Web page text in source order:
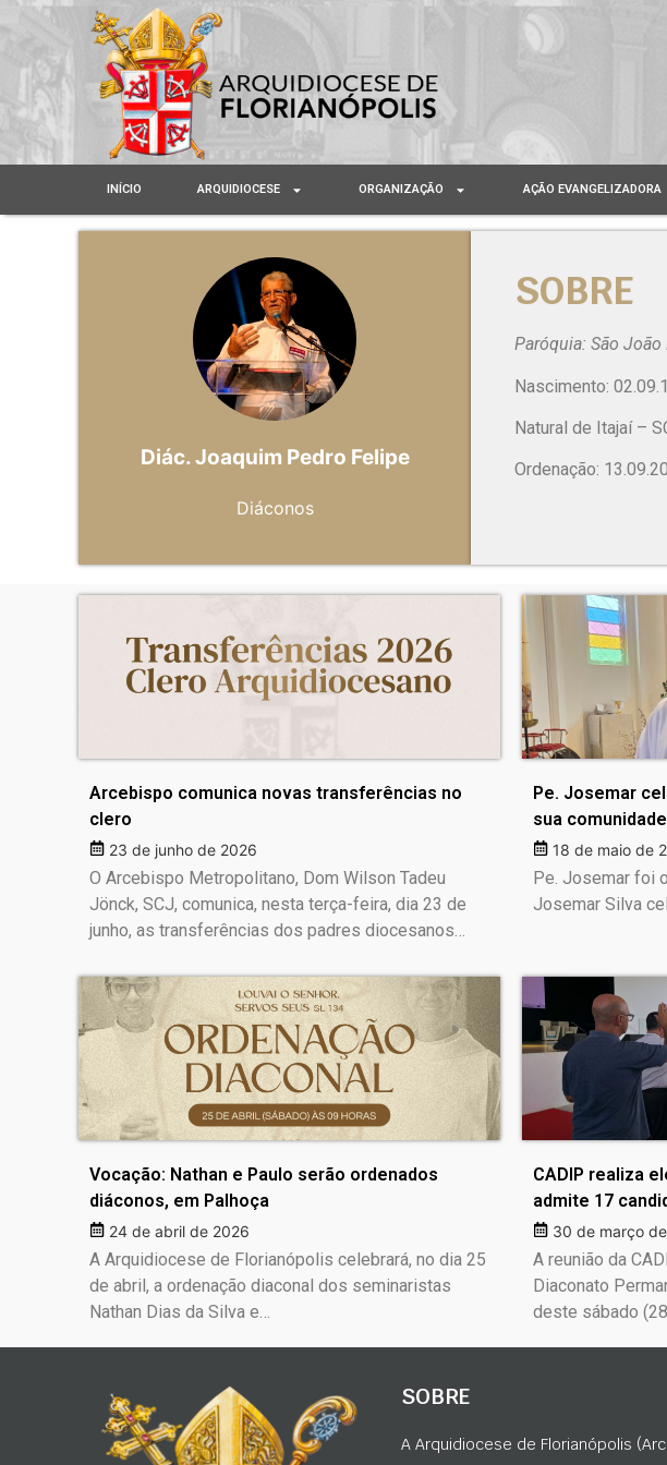
INÍCIO ARQUIDIOCESE ORGANIZAÇÃO AÇÃO EVANGELIZADORA
Diác. Joaquim Pedro Felipe
Diáconos
SOBRE
Paróquia: São
Nascimento:
Natural de Itajaí –
Ordenação:
Arcebispo comunica novas transferências no
clero
23 de junho de 2026
O Arcebispo Metropolitano, Dom Wilson Tadeu
Jönck, SCJ, comunica, nesta terça-feira, dia 23 de
junho, as transferências dos padres diocesanos…
Pe. Josemar
sua
18 de maio de
Pe. Josemar foi
Josemar Silva
Vocação: Nathan e Paulo serão ordenados
diáconos, em Palhoça
24 de abril de 2026
A Arquidiocese de Florianópolis celebrará, no dia 25
de abril, a ordenação diaconal dos seminaristas
Nathan Dias da Silva e…
CADIP realiza
admite 17
30 de março
A reunião da
Diaconato
deste sábado
SOBRE
A Arquidiocese de Florianópolis